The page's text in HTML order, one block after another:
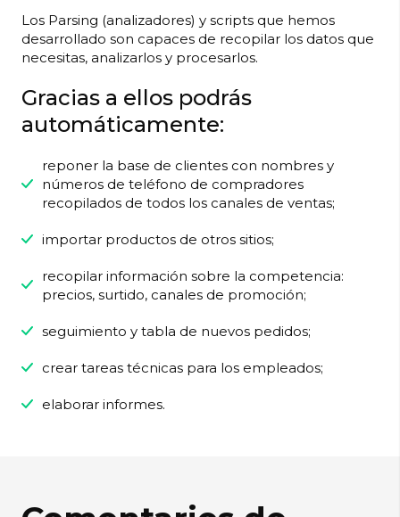
Los Parsing (analizadores) y scripts que hemos
desarrollado son capaces de recopilar los datos que
necesitas, analizarlos y procesarlos.
Gracias a ellos podrás
automáticamente:
reponer la base de clientes con nombres y
números de teléfono de compradores
recopilados de todos los canales de ventas;
importar productos de otros sitios;
recopilar información sobre la competencia:
precios, surtido, canales de promoción;
seguimiento y tabla de nuevos pedidos;
crear tareas técnicas para los empleados;
elaborar informes.